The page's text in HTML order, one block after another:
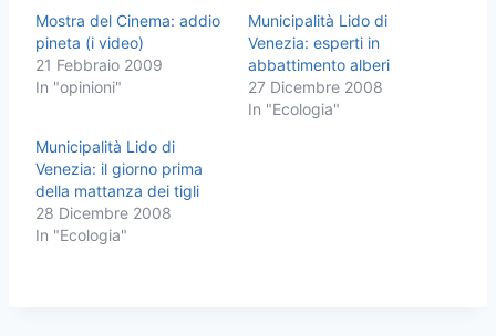
Mostra del Cinema: addio
pineta (i video)
21 Febbraio 2009
In "opinioni"
Municipalità Lido di
Venezia: esperti in
abbattimento alberi
27 Dicembre 2008
In "Ecologia"
Municipalità Lido di
Venezia: il giorno prima
della mattanza dei tigli
28 Dicembre 2008
In "Ecologia"